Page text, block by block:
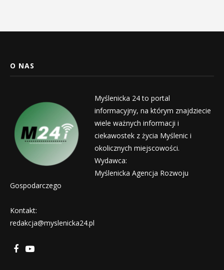
O NAS
Myślenicka 24 to portal
informacyjny, na którym znajdziecie
wiele ważnych informacji i
ciekawostek z życia Myślenic i
okolicznych miejscowości.
Wydawca:
Myślenicka Agencja Rozwoju
Gospodarczego
Kontakt:
redakcja@myslenicka24.pl